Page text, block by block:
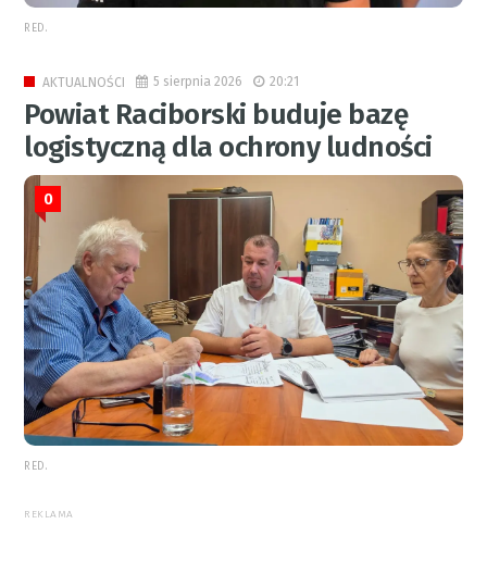
RED.
AKTUALNOŚCI 5 sierpnia 2026 20:21
Powiat Raciborski buduje bazę
logistyczną dla ochrony ludności
0
RED.
REKLAMA